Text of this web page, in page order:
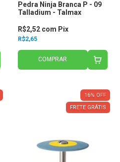
Pedra Ninja Branca P - 09
Talladium - Talmax
R$2,65
R$2,52 com Pix
COMPRAR
16% OFF
FRETE GRÁTIS